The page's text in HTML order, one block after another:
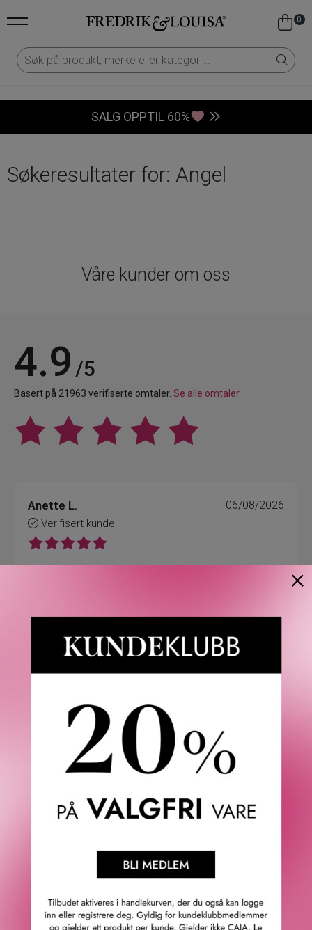
0
SALG OPPTIL 60%
Søkeresultater for: Angel
Våre kunder om oss
4.9 /5
Basert på 21963 verifiserte omtaler. Se alle omtaler.
Anette L.
Verifisert kunde
06/08/2026
Topp
Fredrik & Louisa
Om Fredrik & Louisa
Autorisert forhandler
Våre butikker
Personvern
×